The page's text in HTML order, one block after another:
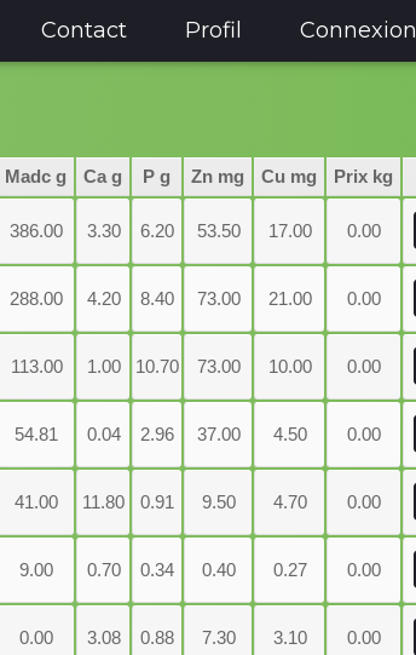
Connexion
Profil
Contact
Madc g Ca g P g Zn mg Cu mg Prix kg
386.00 3.30 6.20 53.50 17.00 0.00
288.00 4.20 8.40 73.00 21.00 0.00
113.00 1.00 10.70 73.00 10.00 0.00
54.81 0.04 2.96 37.00 4.50 0.00
41.00 11.80 0.91 9.50 4.70 0.00
9.00 0.70 0.34 0.40 0.27 0.00
0.00 3.08 0.88 7.30 3.10 0.00